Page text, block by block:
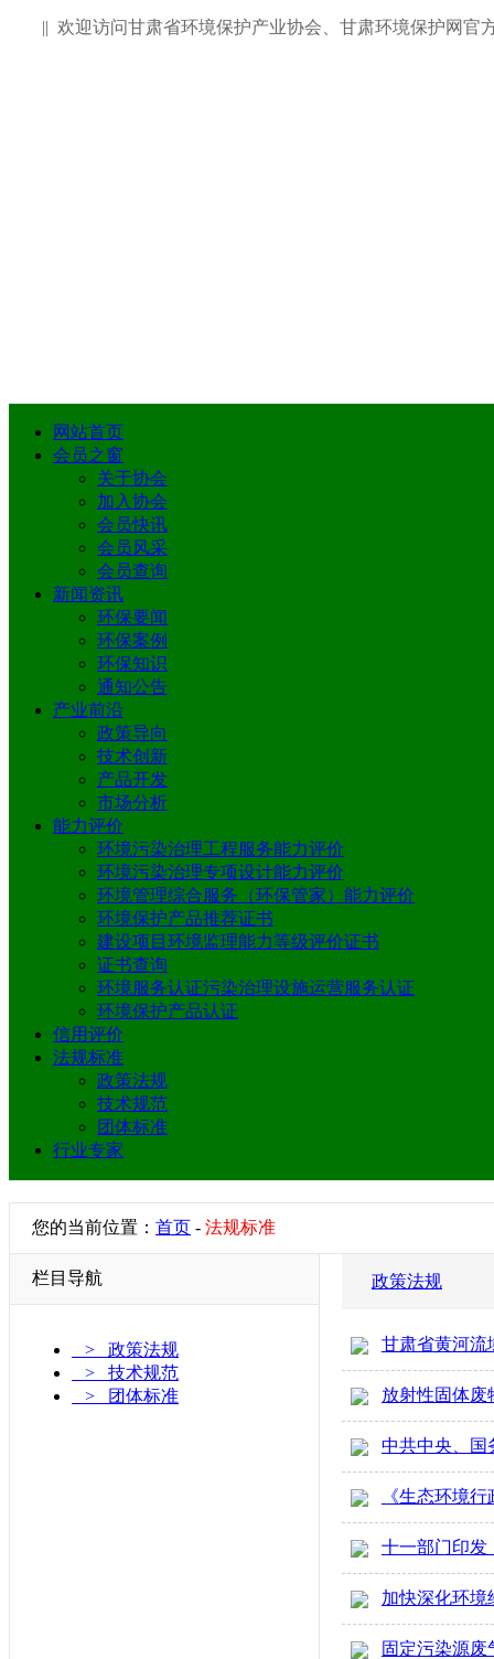
|| 欢迎访问甘肃省环境保护产业协会、甘肃环境保护网官
网站首页
会员之窗
关于协会
加入协会
会员快讯
会员风采
会员查询
新闻资讯
环保要闻
环保案例
环保知识
通知公告
产业前沿
政策导向
技术创新
产品开发
市场分析
能力评价
环境污染治理工程服务能力评价
环境污染治理专项设计能力评价
环境管理综合服务（环保管家）能力评价
环境保护产品推荐证书
建设项目环境监理能力等级评价证书
证书查询
环境服务认证污染治理设施运营服务认证
环境保护产品认证
信用评价
法规标准
政策法规
技术规范
团体标准
行业专家
您的当前位置： 首页 - 法规标准
栏目导航
> 政策法规
> 技术规范
> 团体标准
政策法规
甘肃省黄河流
放射性固体废
中共中央、国
《生态环境
十一部门印发
加快深化环境
固定污染源废